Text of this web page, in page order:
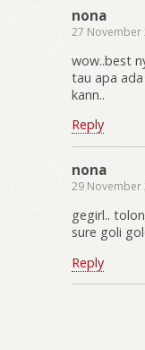
nona
27 November
wow..best
tau apa
kann..
Reply
nona
29 November
gegirl..
sure goli
Reply